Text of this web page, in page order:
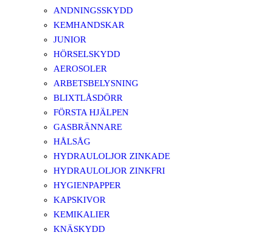
ANDNINGSSKYDD
KEMHANDSKAR
JUNIOR
HÖRSELSKYDD
AEROSOLER
ARBETSBELYSNING
BLIXTLÅSDÖRR
FÖRSTA HJÄLPEN
GASBRÄNNARE
HÅLSÅG
HYDRAULOLJOR ZINKADE
HYDRAULOLJOR ZINKFRI
HYGIENPAPPER
KAPSKIVOR
KEMIKALIER
KNÄSKYDD